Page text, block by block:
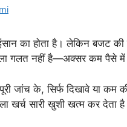
का होता है। लेकिन बजट
गलत नहीं है—अक्सर कम पैसे में
जांच के, सिर्फ दिखावे या कम
सारी खुशी खत्म कर देता